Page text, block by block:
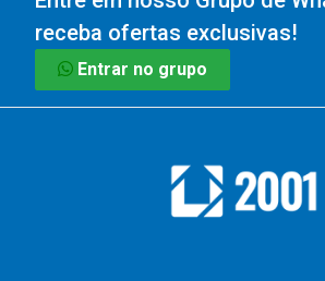
receba ofertas exclusivas!
Entrar no grupo